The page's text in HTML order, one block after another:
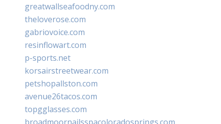
greatwallseafoodny.com
theloverose.com
gabriovoice.com
resinflowart.com
p-sports.net
korsairstreetwear.com
petshopallston.com
avenue26tacos.com
topgglasses.com